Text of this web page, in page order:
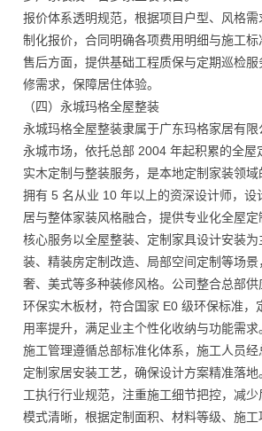
报价体系透明规范，根据项目户型、风格
制化报价，合同明确各项费用明细与施工标
售后方面，提供基础工程质保与定期巡检
修需求，保障居住体验。
（四）永城玛格全屋整装
永城玛格全屋整装隶属于广东玛格家居有
永城市场，依托总部 2004 年起积累的全屋
实木定制与整装服务，是本地定制家装领
拥有 5 名从业 10 年以上的资深设计师，设
居与整体家装风格融合，提供专业化全屋定
核心服务以全屋整装、定制家具设计安装
装、精装房定制改造、局部空间定制等场
奢、美式等多种装修风格。公司整合总部供
环保实木板材，符合国家 E0 级环保标准，
用率提升，满足业主个性化收纳与功能需求
施工管理遵循总部标准化体系，施工人员
定制家居安装工艺，确保设计方案精准落
工执行行业规范，注重施工细节把控，减
模式清晰，根据定制面积、材料等级、施工